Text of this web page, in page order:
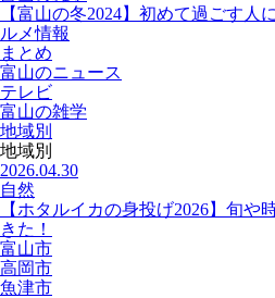
【富山の冬2024】初めて過ごす人
ルメ情報
まとめ
富山のニュース
テレビ
富山の雑学
地域別
地域別
2026.04.30
自然
【ホタルイカの身投げ2026】旬や
きた！
富山市
高岡市
魚津市